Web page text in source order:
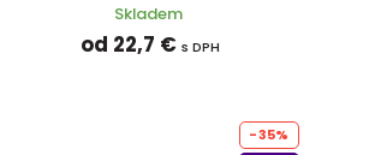
Skladem
od 22,7 € s DPH
-35%